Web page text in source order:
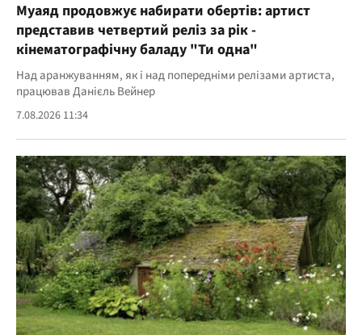
Муаяд продовжує набирати обертів: артист
представив четвертий реліз за рік -
кінематографічну баладу "Ти одна"
Над аранжуванням, як і над попередніми релізами артиста,
працював Данієль Вейнер
7.08.2026 11:34